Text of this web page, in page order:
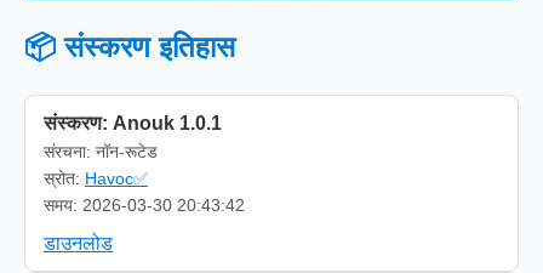
📦 संस्करण इतिहास
संस्करण: Anouk 1.0.1
संरचना: नॉन-रूटेड
स्रोत: Havoc✅
समय: 2026-03-30 20:43:42
डाउनलोड